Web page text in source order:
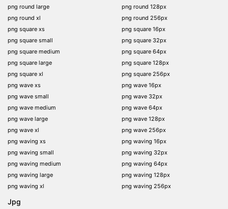
png round large
png round xl
png square xs
png square small
png square medium
png square large
png square xl
png wave xs
png wave small
png wave medium
png wave large
png wave xl
png waving xs
png waving small
png waving medium
png waving large
png waving xl
png round 128px
png round 256px
png square 16px
png square 32px
png square 64px
png square 128px
png square 256px
png wave 16px
png wave 32px
png wave 64px
png wave 128px
png wave 256px
png waving 16px
png waving 32px
png waving 64px
png waving 128px
png waving 256px
Jpg